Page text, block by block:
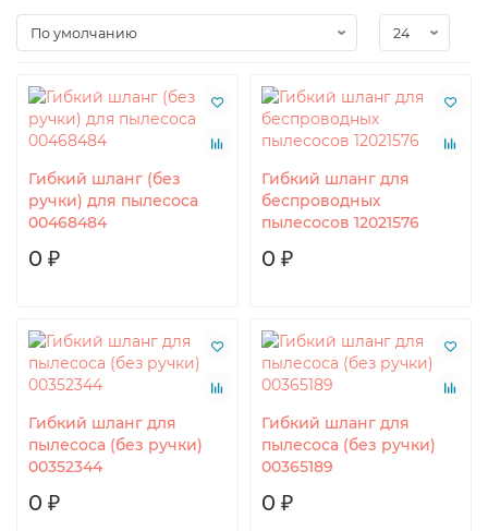
Гибкий шланг (без
ручки) для пылесоса
00468484
0 ₽
Гибкий шланг для
беспроводных
пылесосов 12021576
0 ₽
Гибкий шланг для
пылесоса (без ручки)
00352344
0 ₽
Гибкий шланг для
пылесоса (без ручки)
00365189
0 ₽